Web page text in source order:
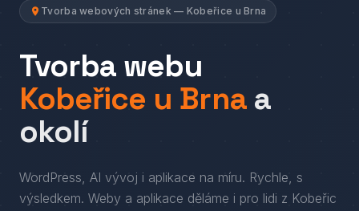
Tvorba webových stránek — Kobeřice u Brna
Tvorba webu
Kobeřice u Brna a
okolí
WordPress, AI vývoj i aplikace na míru. Rychle, s
výsledkem. Weby a aplikace děláme i pro lidi z Kobeřic